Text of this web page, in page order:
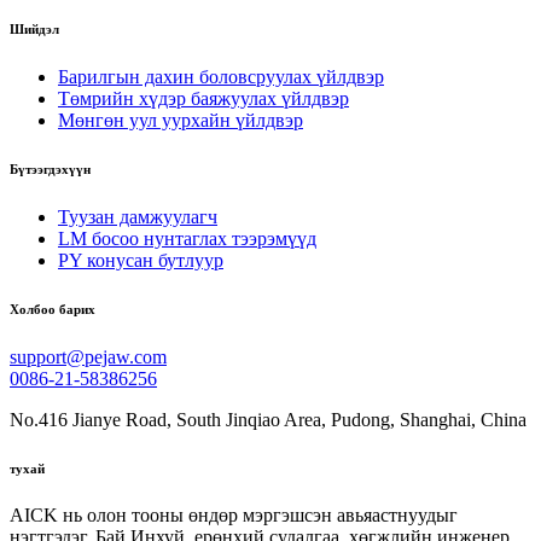
Шийдэл
Барилгын дахин боловсруулах үйлдвэр
Төмрийн хүдэр баяжуулах үйлдвэр
Мөнгөн уул уурхайн үйлдвэр
Бүтээгдэхүүн
Туузан дамжуулагч
LM босоо нунтаглах тээрэмүүд
PY конусан бутлуур
Холбоо барих
support@pejaw.com
0086-21-58386256
No.416 Jianye Road, South Jinqiao Area, Pudong, Shanghai, China
тухай
AICK нь олон тооны өндөр мэргэшсэн авьяастнуудыг